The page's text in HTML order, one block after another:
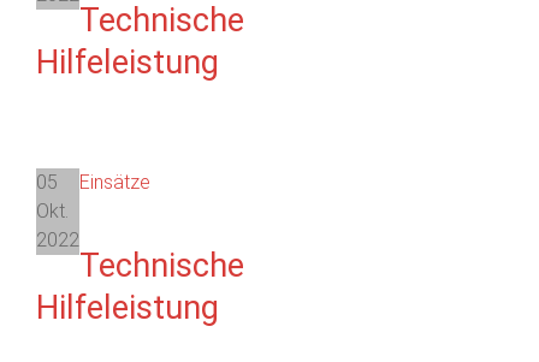
Technische
Hilfeleistung
05
Okt.
2022
Einsätze
Technische
Hilfeleistung